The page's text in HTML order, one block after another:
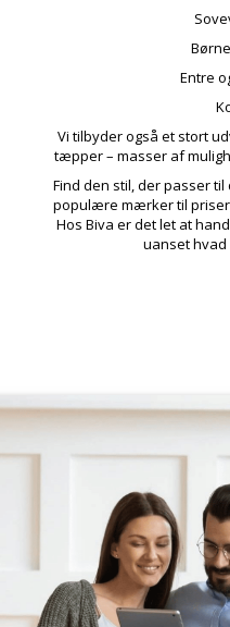
Entre
Vi tilbyder også et stort
tæpper – masser af
Find den stil, der passer
populære mærker til
Hos Biva er det let at
uanset hvad